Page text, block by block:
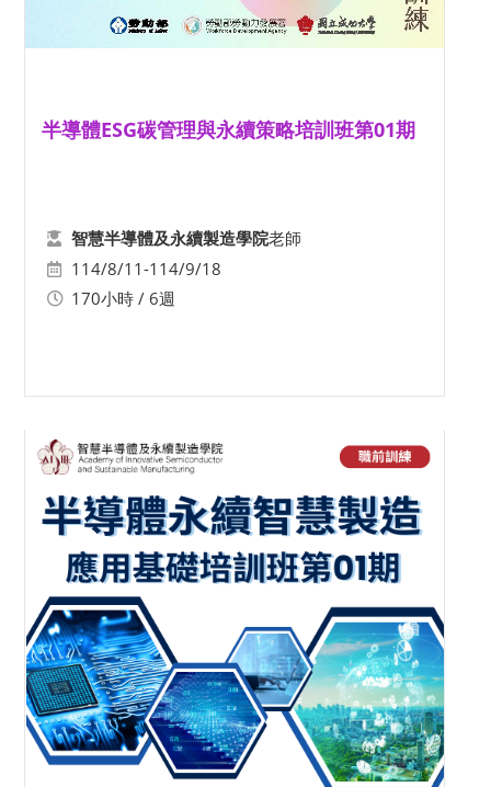
半導體ESG碳管理與永續策略培訓班第01期
智慧半導體及永續製造學院老師
114/8/11-114/9/18
170小時 / 6週